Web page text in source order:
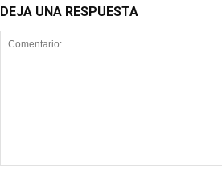
DEJA UNA RESPUESTA